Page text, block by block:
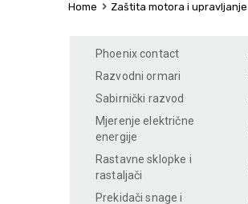
Home Zaštita motora i upravljanje
Phoenix contact
Razvodni ormari
Sabirnički razvod
Mjerenje električne
energije
Rastavne sklopke i
rastaljači
Prekidači snage i